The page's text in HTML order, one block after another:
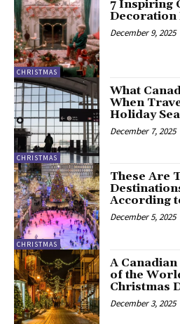
CHRISTMAS
7 Inspiring
Decoration
December 9, 2025
CHRISTMAS
What
When
Holiday
December 7, 2025
CHRISTMAS
These Are
According
December 5, 2025
A
of the
Christmas
December 3, 2025